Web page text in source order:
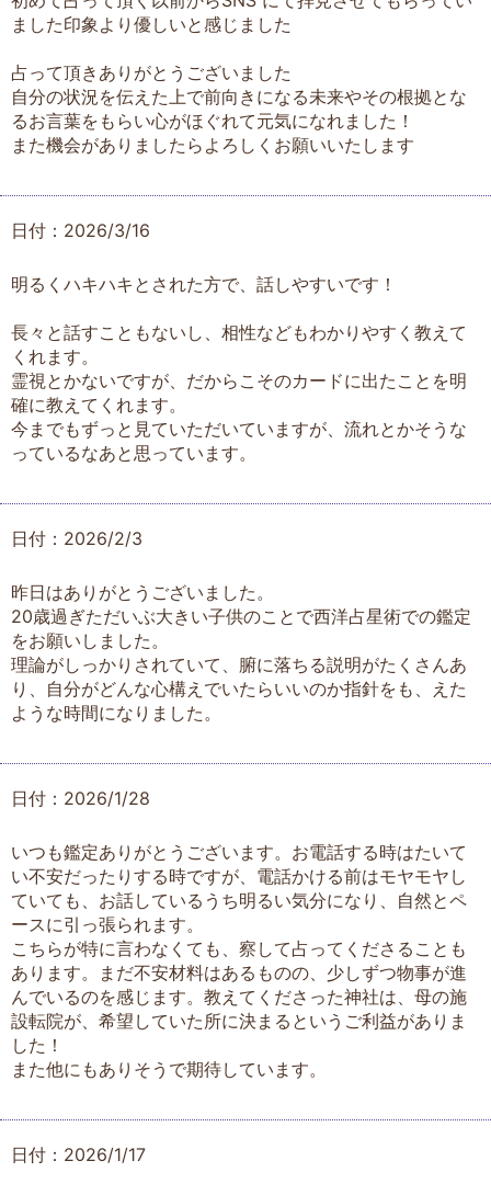
ました印象より優しいと感じました
占って頂きありがとうございました
自分の状況を伝えた上で前向きになる未来やその根拠とな
るお言葉をもらい心がほぐれて元気になれました！
また機会がありましたらよろしくお願いいたします
日付：2026/3/16
明るくハキハキとされた方で、話しやすいです！
長々と話すこともないし、相性などもわかりやすく教えて
くれます。
霊視とかないですが、だからこそのカードに出たことを明
確に教えてくれます。
今までもずっと見ていただいていますが、流れとかそうな
っているなあと思っています。
日付：2026/2/3
昨日はありがとうございました。
20歳過ぎただいぶ大きい子供のことで西洋占星術での鑑定
をお願いしました。
理論がしっかりされていて、腑に落ちる説明がたくさんあ
り、自分がどんな心構えでいたらいいのか指針をも、えた
ような時間になりました。
日付：2026/1/28
いつも鑑定ありがとうございます。お電話する時はたいて
い不安だったりする時ですが、電話かける前はモヤモヤし
ていても、お話しているうち明るい気分になり、自然とペ
ースに引っ張られます。
こちらが特に言わなくても、察して占ってくださることも
あります。まだ不安材料はあるものの、少しずつ物事が進
んでいるのを感じます。教えてくださった神社は、母の施
設転院が、希望していた所に決まるというご利益がありま
した！
また他にもありそうで期待しています。
日付：2026/1/17